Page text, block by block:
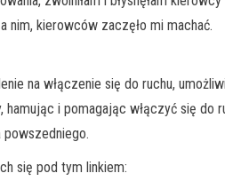
nim, kierowców zaczęło mi machać.
na włączenie się do ruchu,
i pomagając włączyć się do
się pod tym linkiem: